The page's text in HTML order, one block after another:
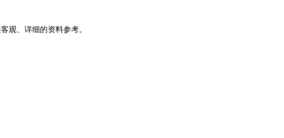
观、详细的资料参考。